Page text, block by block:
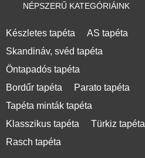
NÉPSZERŰ KATEGÓRIÁINK
Készletes tapéta
AS tapéta
Skandináv, svéd tapéta
Öntapadós tapéta
Bordűr tapéta
Parato tapéta
Tapéta minták tapéta
Klasszikus tapéta
Türkiz tapéta
Rasch tapéta